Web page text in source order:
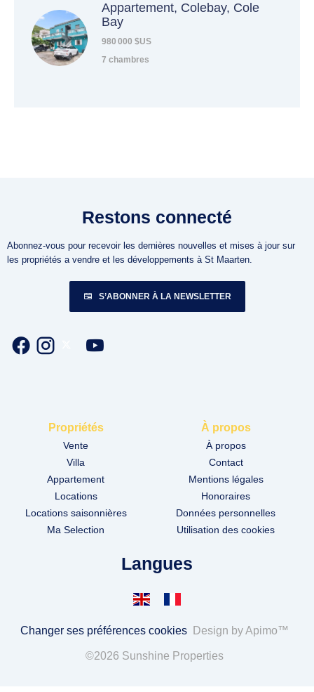
Appartement, Colebay, Cole
Bay
980 000 $US
7 chambres
Restons connecté
Abonnez-vous pour recevoir les dernières nouvelles et mises à jour sur
les propriétés a vendre et les développements à St Maarten.
S’ABONNER À LA NEWSLETTER
Propriétés
Vente
Villa
Appartement
Locations
Locations saisonnières
Ma Selection
À propos
À propos
Contact
Mentions légales
Honoraires
Données personnelles
Utilisation des cookies
Langues
Changer ses préférences cookies Design byApimo™
©2026 Sunshine Properties